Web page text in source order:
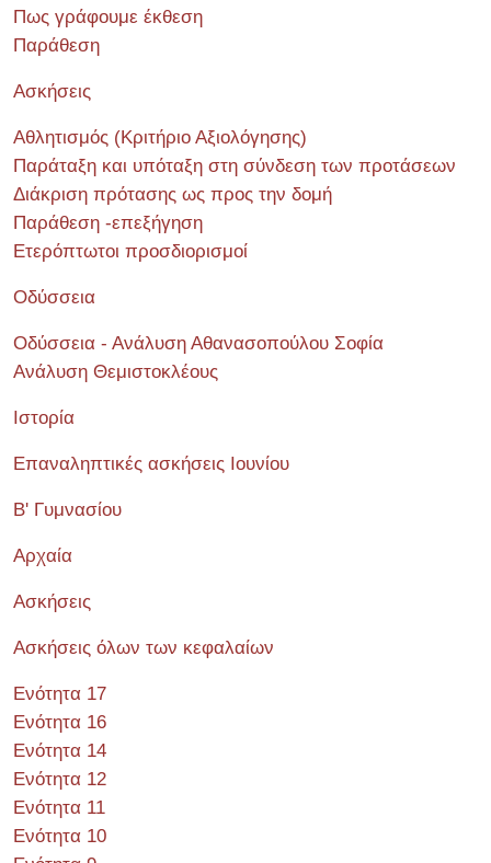
Πως γράφουμε έκθεση
Παράθεση
Ασκήσεις
Αθλητισμός (Κριτήριο Αξιολόγησης)
Παράταξη και υπόταξη στη σύνδεση των προτάσεων
Διάκριση πρότασης ως προς την δομή
Παράθεση -επεξήγηση
Ετερόπτωτοι προσδιορισμοί
Οδύσσεια
Οδύσσεια - Ανάλυση Αθανασοπούλου Σοφία
Ανάλυση Θεμιστοκλέους
Ιστορία
Επαναληπτικές ασκήσεις Ιουνίου
Β' Γυμνασίου
Αρχαία
Ασκήσεις
Ασκήσεις όλων των κεφαλαίων
Ενότητα 17
Ενότητα 16
Ενότητα 14
Ενότητα 12
Ενότητα 11
Ενότητα 10